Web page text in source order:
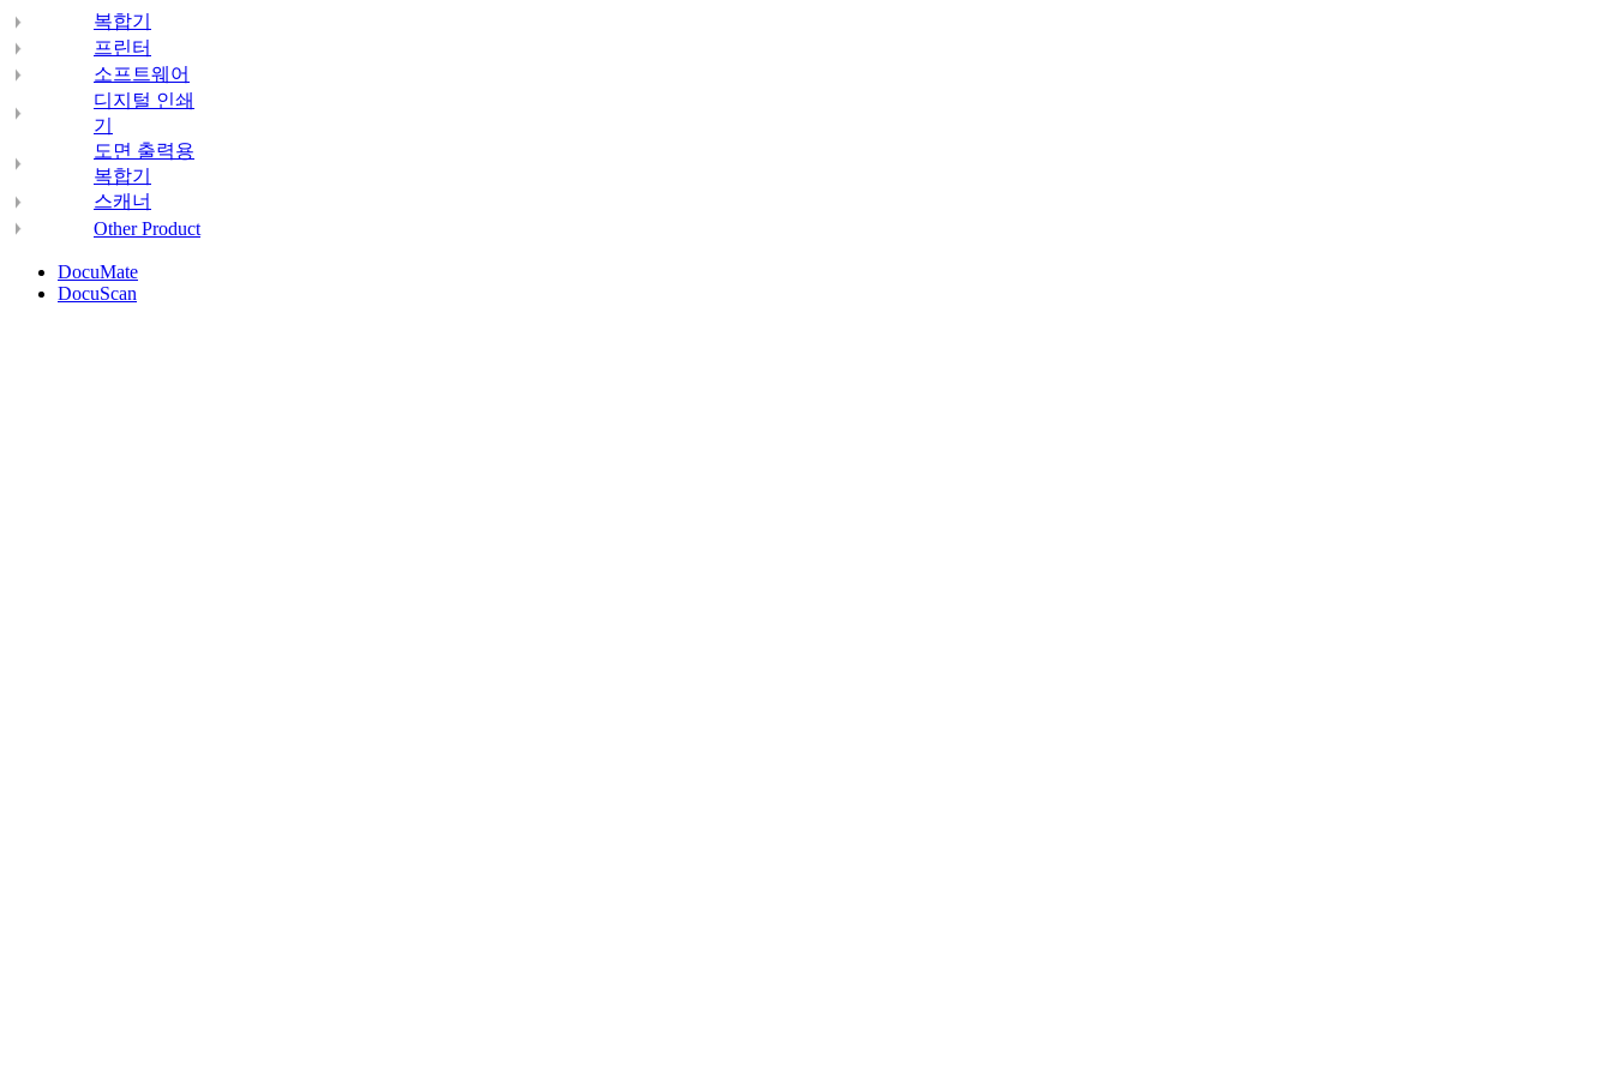
복합기
프린터
소프트웨어
디지털 인쇄
기
도면 출력용
복합기
스캐너
Other Product
DocuMate
DocuScan